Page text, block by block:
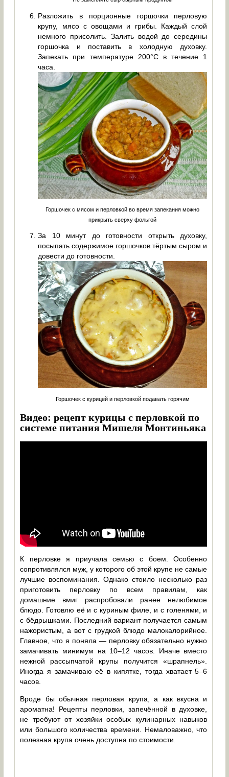
Разложить в порционные горшочки перловую
крупу, мясо с овощами и грибы. Каждый слой
немного присолить. Залить водой до середины
горшочка и поставить в холодную духовку.
Запекать при температуре 200°С в течение 1
часа.
Горшочек с мясом и перловкой во время запекания можно
прикрыть сверху фольгой
За 10 минут до готовности открыть духовку,
посыпать содержимое горшочков тёртым сыром и
довести до готовности.
Горшочек с курицей и перловкой подавать горячим
Видео: рецепт курицы с перловкой по
системе питания Мишеля Монтиньяка
К перловке я приучала семью с боем. Особенно
сопротивлялся муж, у которого об этой крупе не самые
лучшие воспоминания. Однако стоило несколько раз
приготовить перловку по всем правилам, как
домашние вмиг распробовали ранее нелюбимое
блюдо. Готовлю её и с куриным филе, и с голенями, и
с бёдрышками. Последний вариант получается самым
нажористым, а вот с грудкой блюдо малокалорийное.
Главное, что я поняла — перловку обязательно нужно
замачивать минимум на 10–12 часов. Иначе вместо
нежной рассыпчатой крупы получится «шрапнель».
Иногда я замачиваю её в кипятке, тогда хватает 5–6
часов.
Вроде бы обычная перловая крупа, а как вкусна и
ароматна! Рецепты перловки, запечённой в духовке,
не требуют от хозяйки особых кулинарных навыков
или большого количества времени. Немаловажно, что
полезная крупа очень доступна по стоимости.